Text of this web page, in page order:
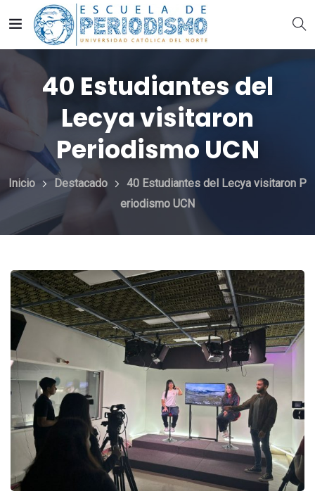
40 Estudiantes del
Lecya visitaron
Periodismo UCN
Inicio Destacado
40 Estudiantes del Lecya visitaron P
eriodismo UCN